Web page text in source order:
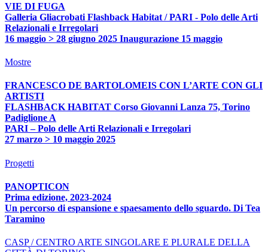
VIE DI FUGA
Galleria Gliacrobati Flashback Habitat / PARI - Polo delle Arti
Relazionali e Irregolari
16 maggio > 28 giugno 2025 Inaugurazione 15 maggio
Mostre
FRANCESCO DE BARTOLOMEIS CON L’ARTE CON GLI
ARTISTI
FLASHBACK HABITAT Corso Giovanni Lanza 75, Torino
Padiglione A
PARI – Polo delle Arti Relazionali e Irregolari
27 marzo > 10 maggio 2025
Progetti
PANOPTICON
Prima edizione, 2023-2024
Un percorso di espansione e spaesamento dello sguardo. Di Tea
Taramino
CASP / CENTRO ARTE SINGOLARE E PLURALE DELLA